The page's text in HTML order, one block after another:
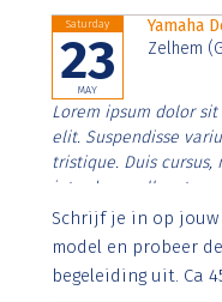
Saturday
23
MAY
Yamaha
Zelhem
Lorem ipsum dolor
elit. Suspendisse
tristique. Duis
interdum nulla, ut
Aenean faucibus nibh
imperdiet. Nunc ut
Schrijf je in op jouw
model en probeer
begeleiding uit. Ca